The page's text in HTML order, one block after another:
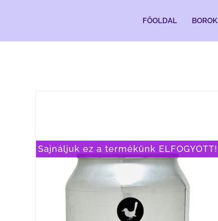
FŐOLDAL BOROK
Sajnáljuk ez a termékünk ELFOGYOTT!